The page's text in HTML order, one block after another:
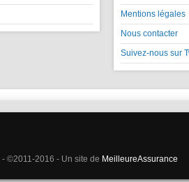
Mentions légales
Nous contacter
Suivez-nous sur
©2011-2016 - Un site de MeilleureAssurance